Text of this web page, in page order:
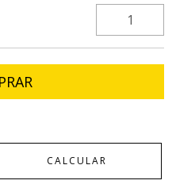
CALCULAR